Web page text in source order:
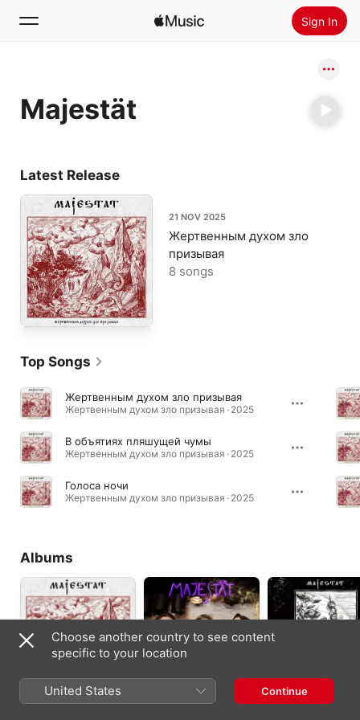
Sign In
Home
Majestät
Latest Release
21 NOV 2025
Жертвенным духом зло
призывая
8 songs
Top Songs
Жертвенным духом зло призывая
Жертвенным духом зло призывая · 2025
В объятиях пляшущей чумы
Жертвенным духом зло призывая · 2025
Голоса ночи
Жертвенным духом зло призывая · 2025
Albums
Жертвенным духом
Mute Birds
Предсмертный дар
Choose another country to see content
specific to your location
United States Continue